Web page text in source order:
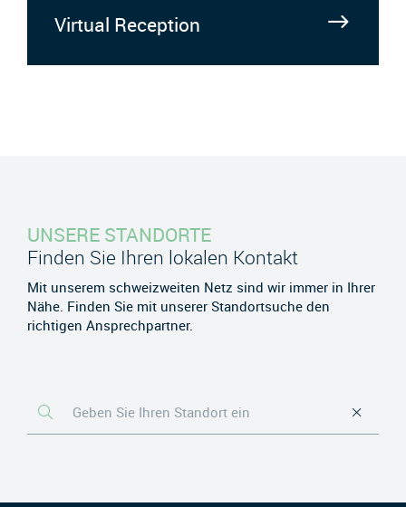
Virtual Reception
UNSERE STANDORTE
Finden Sie Ihren lokalen Kontakt
Mit unserem schweizweiten Netz sind wir immer in Ihrer
Nähe. Finden Sie mit unserer Standortsuche den
richtigen Ansprechpartner.